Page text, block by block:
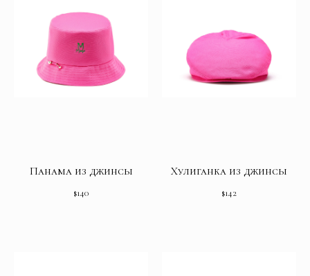
Панама из джинсы
$140
Хулиганка из джинсы
$142